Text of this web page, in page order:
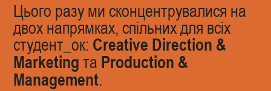
Цього разу ми сконцентрувалися на
двох напрямках, спільних для всіх
студент_ок: Creative Direction &
Marketing та Production &
Management.